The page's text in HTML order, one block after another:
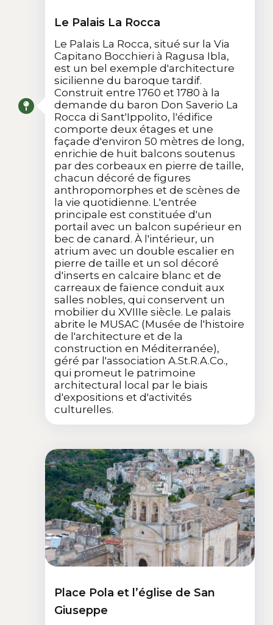
Le Palais La Rocca
Le Palais La Rocca, situé sur la Via
Capitano Bocchieri à Ragusa Ibla,
est un bel exemple d'architecture
sicilienne du baroque tardif.
Construit entre 1760 et 1780 à la
demande du baron Don Saverio La
Rocca di Sant'Ippolito, l'édifice
comporte deux étages et une
façade d'environ 50 mètres de long,
enrichie de huit balcons soutenus
par des corbeaux en pierre de taille,
chacun décoré de figures
anthropomorphes et de scènes de
la vie quotidienne. L'entrée
principale est constituée d'un
portail avec un balcon supérieur en
bec de canard. À l'intérieur, un
atrium avec un double escalier en
pierre de taille et un sol décoré
d'inserts en calcaire blanc et de
carreaux de faïence conduit aux
salles nobles, qui conservent un
mobilier du XVIIIe siècle. Le palais
abrite le MUSAC (Musée de l'histoire
de l'architecture et de la
construction en Méditerranée),
géré par l'association A.St.R.A.Co.,
qui promeut le patrimoine
architectural local par le biais
d'expositions et d'activités
culturelles.
Place Pola et l’église de San
Giuseppe